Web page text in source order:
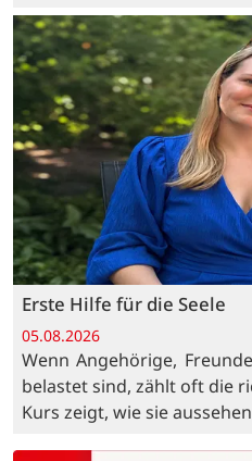
Erste Hilfe für die Seele
05.08.2026
Wenn Angehörige,
belastet sind, zählt oft die
Kurs zeigt, wie sie